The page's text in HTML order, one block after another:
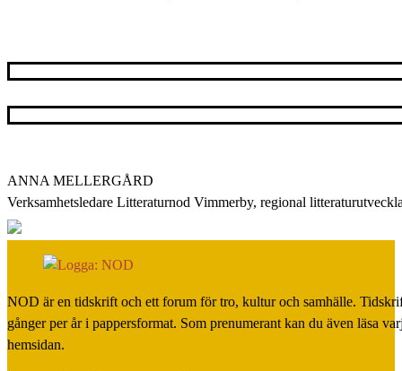
ANNA MELLERGÅRD
Verksamhetsledare Litteraturnod Vimmerby, regional
NOD är en tidskrift och ett forum för tro, kultur och samhälle.
gånger per år i pappersformat. Som prenumerant kan du även läsa
hemsidan.